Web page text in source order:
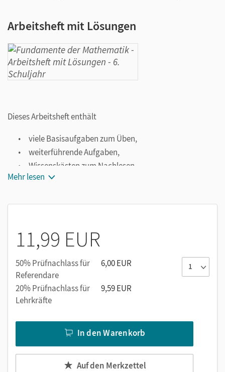
Arbeitsheft mit Lösungen
Dieses Arbeitsheft enthält
viele Basisaufgaben zum Üben,
weiterführende Aufgaben,
Wissenskästen zum Nachlesen,
Tests zu allen Kapiteln,
Mehr lesen
11,99 EUR
50% Prüfnachlass für
Referendare
6,00 EUR
20% Prüfnachlass für
Lehrkräfte
9,59 EUR
In den Warenkorb
Auf den Merkzettel